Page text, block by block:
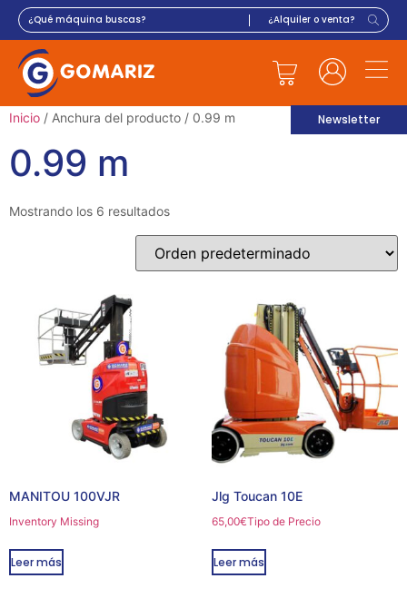
Newsletter
Inicio / Anchura del producto / 0.99 m
0.99 m
Mostrando los 6 resultados
MANITOU 100VJR
Inventory Missing
Leer más
Jlg Toucan 10E
65,00€Tipo de Precio
Leer más